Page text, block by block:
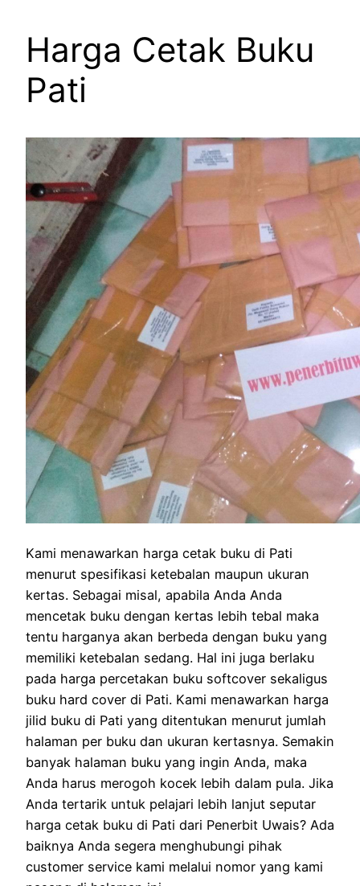
Harga Cetak Buku
Pati
Kami menawarkan harga cetak buku di Pati
menurut spesifikasi ketebalan maupun ukuran
kertas. Sebagai misal, apabila Anda Anda
mencetak buku dengan kertas lebih tebal maka
tentu harganya akan berbeda dengan buku yang
memiliki ketebalan sedang. Hal ini juga berlaku
pada harga percetakan buku softcover sekaligus
buku hard cover di Pati. Kami menawarkan harga
jilid buku di Pati yang ditentukan menurut jumlah
halaman per buku dan ukuran kertasnya. Semakin
banyak halaman buku yang ingin Anda, maka
Anda harus merogoh kocek lebih dalam pula. Jika
Anda tertarik untuk pelajari lebih lanjut seputar
harga cetak buku di Pati dari Penerbit Uwais? Ada
baiknya Anda segera menghubungi pihak
customer service kami melalui nomor yang kami